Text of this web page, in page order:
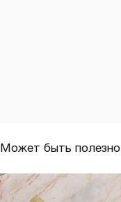
Может быть полезно